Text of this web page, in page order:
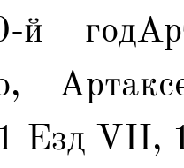
Езд VII,